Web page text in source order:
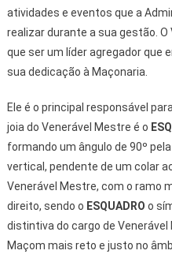
atividades e eventos que a
realizar durante a sua gestão.
que ser um líder agregador que
sua dedicação à Maçonaria.
Ele é o principal responsável
joia do Venerável Mestre é o
formando um ângulo de 90º
vertical, pendente de um colar
Venerável Mestre, com o ramo
direito, sendo o ESQUADRO o
distintiva do cargo de Venerável
Maçom mais reto e justo no